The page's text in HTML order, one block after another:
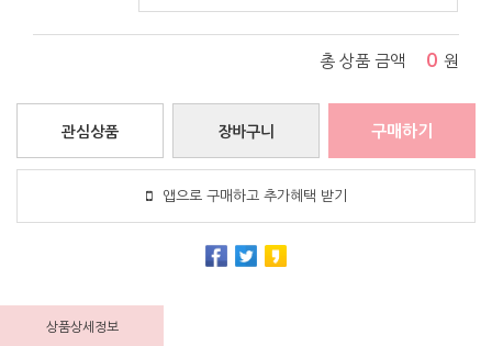
총 상품 금액 0 원
장바구니
관심상품 구매하기
앱으로 구매하고 추가혜택 받기
상품상세정보